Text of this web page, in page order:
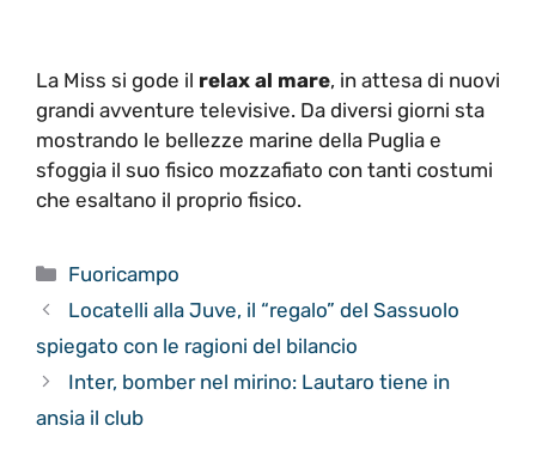
La Miss si gode il relax al mare, in attesa di nuovi
grandi avventure televisive. Da diversi giorni sta
mostrando le bellezze marine della Puglia e
sfoggia il suo fisico mozzafiato con tanti costumi
che esaltano il proprio fisico.
Categorie
Fuoricampo
Locatelli alla Juve, il “regalo” del Sassuolo
spiegato con le ragioni del bilancio
Inter, bomber nel mirino: Lautaro tiene in
ansia il club